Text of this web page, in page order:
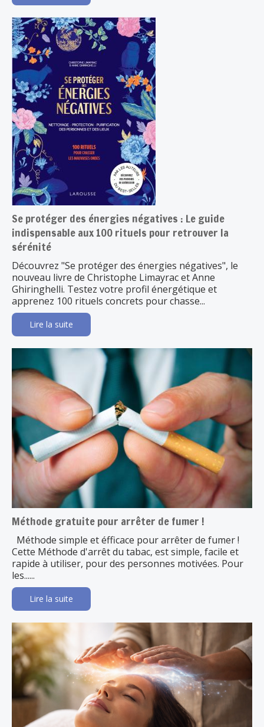
Se protéger des énergies négatives : Le guide
indispensable aux 100 rituels pour retrouver la
sérénité
Découvrez "Se protéger des énergies négatives", le
nouveau livre de Christophe Limayrac et Anne
Ghiringhelli. Testez votre profil énergétique et
apprenez 100 rituels concrets pour chasse...
Lire la suite
Méthode gratuite pour arrêter de fumer !
Méthode simple et éfficace pour arrêter de fumer !
Cette Méthode d'arrêt du tabac, est simple, facile et
rapide à utiliser, pour des personnes motivées. Pour
les......
Lire la suite